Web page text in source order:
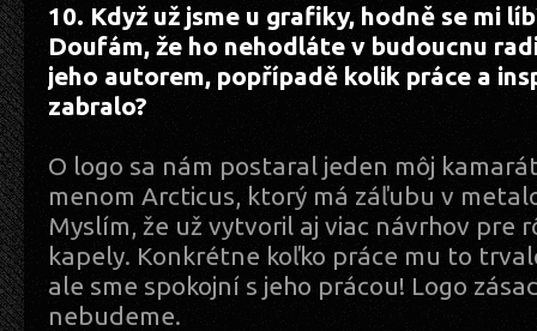
10. Když už jsme u grafiky, hodně se mi
Doufám, že ho nehodláte v budoucnu
jeho autorem, popřípadě kolik práce a
zabralo?
O logo sa nám postaral jeden môj
menom Arcticus, ktorý má záľubu v
Myslím, že už vytvoril aj viac návrhov pre
kapely. Konkrétne koľko práce mu to
ale sme spokojní s jeho prácou! Logo
nebudeme.